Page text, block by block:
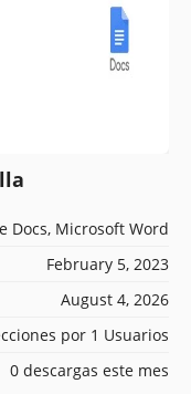
Docs, Microsoft Word
February 5, 2023
August 4, 2026
por 1 Usuarios
0 descargas este mes